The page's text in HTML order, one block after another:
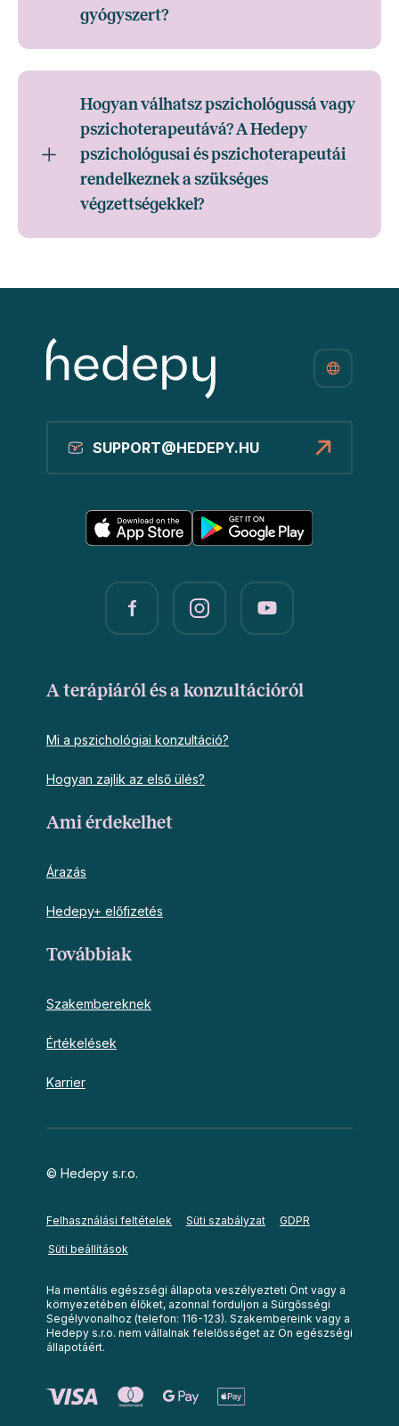
gyógyszert?
Hogyan válhatsz pszichológussá vagy
pszichoterapeutává? A Hedepy
pszichológusai és pszichoterapeutái
rendelkeznek a szükséges
végzettségekkel?
SUPPORT@HEDEPY.HU
A terápiáról és a konzultációról
Mi a pszichológiai konzultáció?
Hogyan zajlik az első ülés?
Ami érdekelhet
Árazás
Hedepy+ előfizetés
Továbbiak
Szakembereknek
Értékelések
Karrier
© Hedepy s.r.o.
Felhasználási feltételek Süti szabályzat GDPR
Süti beállítások
Ha mentális egészségi állapota veszélyezteti Önt vagy a
környezetében élőket, azonnal forduljon a Sürgősségi
Segélyvonalhoz (telefon: 116-123). Szakembereink vagy a
Hedepy s.r.o. nem vállalnak felelősséget az Ön egészségi
állapotáért.